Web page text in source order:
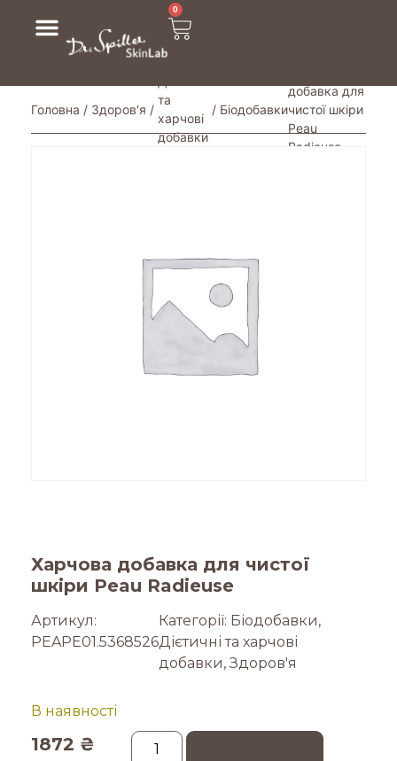
0
Головна / Здоров'я /
та
харчові
добавки
/ Біодобавки
добавка для
чистої шкіри
Peau
Radieuse
Харчова добавка для чистої
шкіри Peau Radieuse
1872 ₴
В наявності
Артикул:
PEAPE01.5368526
Категорії: Біодобавки,
Дієтичні та харчові
добавки,Здоров'я